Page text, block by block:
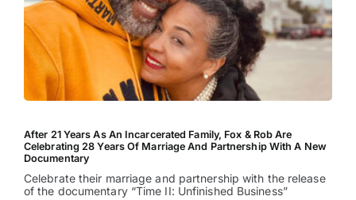
After 21 Years As An Incarcerated Family, Fox & Rob Are
Celebrating 28 Years Of Marriage And Partnership With A New
Documentary
Celebrate their marriage and partnership with the release
of the documentary “Time II: Unfinished Business”